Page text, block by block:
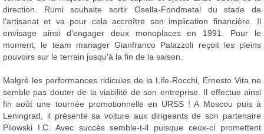
direction. Rumi souhaite sortir Osella-Fondmetal du stade de
l'artisanat et va pour cela accroître son implication financière. Il
envisage ainsi d'engager deux monoplaces en 1991. Pour le
moment, le team manager Gianfranco Palazzoli reçoit les pleins
pouvoirs sur le terrain jusqu'à la fin de la saison.
Malgré les performances ridicules de la Life-Rocchi, Ernesto Vita ne
semble pas douter de la viabilité de son entreprise. Il effectue ainsi
fin août une tournée promotionnelle en URSS ! A Moscou puis à
Leningrad, il présente sa voiture aux dirigeants de son partenaire
Pilowski I.C. Avec succès semble-t-il puisque ceux-ci promettent